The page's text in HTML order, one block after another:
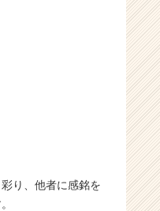
り、他者に感銘を